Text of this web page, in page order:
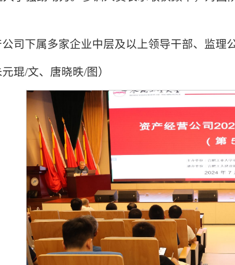
公司下属多家企业中层及以上领导干部、监理
元琨/文、唐晓昳/图）